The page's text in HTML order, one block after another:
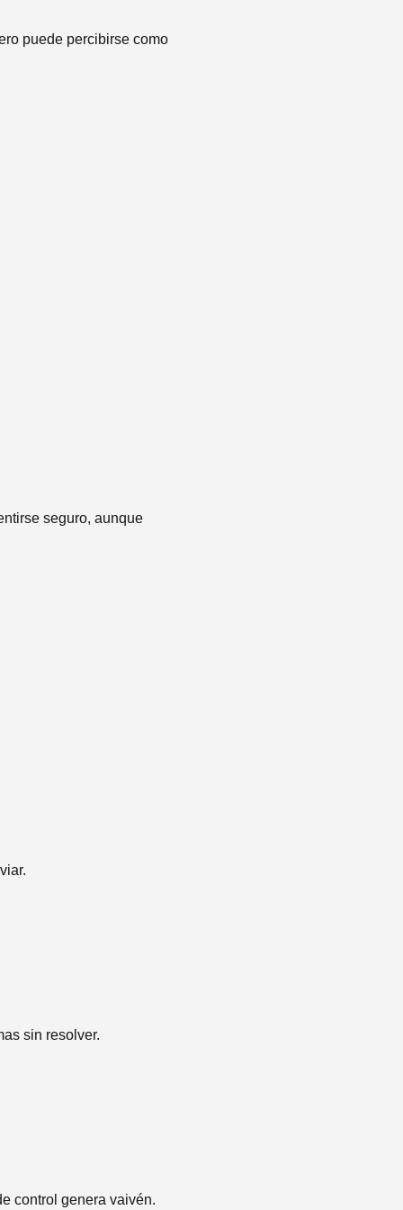
puede percibirse como
seguro, aunque
sin resolver.
control genera vaivén.